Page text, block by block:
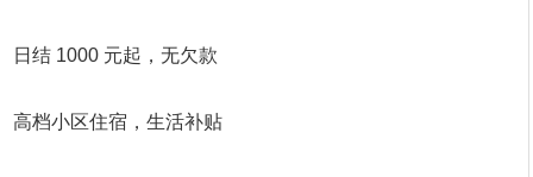
日结 1000 元起，无欠款
高档小区住宿，生活补贴